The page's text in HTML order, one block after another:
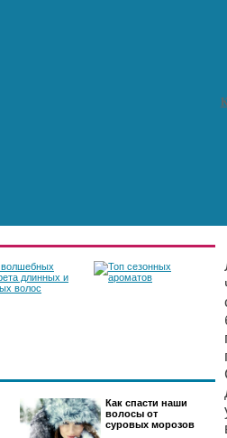
Как спасти наши
волосы от
суровых морозов